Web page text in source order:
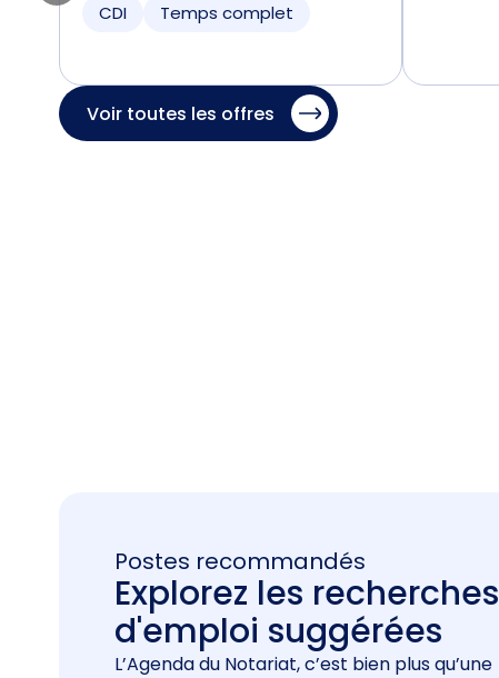
CDI
Temps complet
Voir toutes les offres
Postes recommandés
Explorez les recherches
d'emploi suggérées
L’Agenda du Notariat, c’est bien plus qu’une